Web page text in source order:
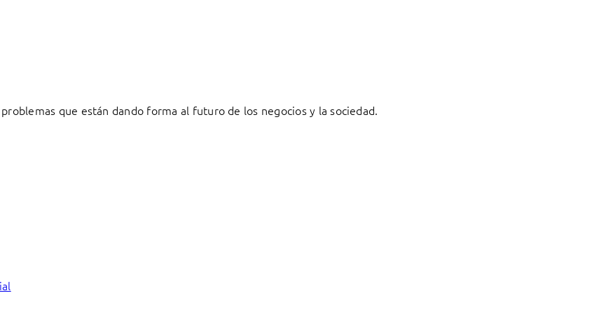
que están dando forma al futuro de los negocios y la sociedad.